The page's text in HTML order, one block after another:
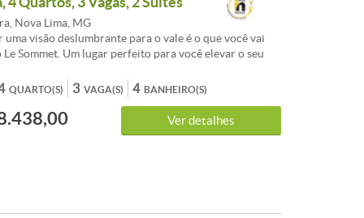
Nova Lima, MG
visão deslumbrante para o vale é o que você vai
Sommet. Um lugar perfeito para você elevar o seu
e lazer para que a sua qualidade de vida seja
/><br />O prédio conta com: Carwash,
Espaço Beleza, Carregador de Carro Elétrico, Espaço
Academia, Pet Place, Circuito CFTV, SPA,
QUARTO(S) VAGA(S)
3 BANHEIRO(S)
4
Ver detalhes